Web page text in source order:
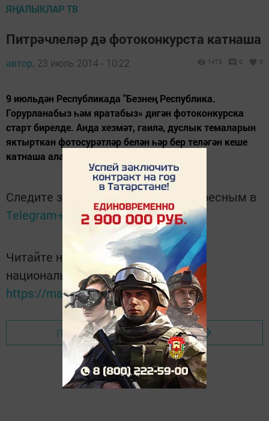
ЯҢАЛЫКЛАР ТВ
Питрәчлеләр дә фотоконкурста катнаша
автор, 23 июль 2014 - 10:22 1473 0 0
9 июльдән Республикада "Безнең Республика.
Горурланабыз һәм яратабыз» дигән фотоконкурска
старт бирелде. Анда хезмәт, гаилә, дуслык темаларын
яктырткан фотосурәтләр белән һәр бер теләгән кеше
катнаша ала.
Следите за самым важным и интересным в
Telegram-каналеТатмедиа
Читайте новости Татарстана в
национальном мессенджере MАХ:
https://max.ru/tatmedia
Перейти на страницу новости